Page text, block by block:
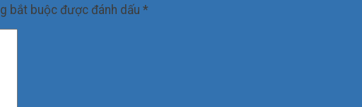
bắt buộc được đánh dấu *